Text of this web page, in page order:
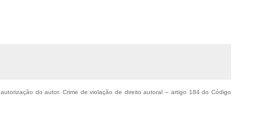
do autor. Crime de violação de direito autoral – artigo 184 do Código